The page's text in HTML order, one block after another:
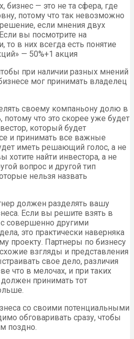
бизнес — это не та сфера, где
потому что так невозможно
если мнения двух
вы посмотрите на
в них всегда есть понятие
— 50%+1 акция
при наличии разных мнений
мог принимать владелец
своему компаньону долю в
что это скорее уже будет
который будет
и принимать все важные
иметь решающий голос, а не
найти инвестора, а не
вопрос и другой тип
нельзя назвать
должен разделять вашу
Если вы решите взять в
совершенно другими
это практически наверняка
проекту. Партнеры по бизнесу
взгляды и представления
свое дело, различия
что в мелочах, и при таких
принимать тот
со своими потенциальными
обговаривать сразу, чтобы
поздно.